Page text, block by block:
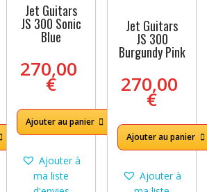
Jet Guitars
JS 300 Sonic
Blue
270,00
€
Ajouter au panier
Ajouter à
ma liste
Jet Guitars
JS 300
Burgundy Pink
270,00
€
Ajouter au panier
Ajouter à